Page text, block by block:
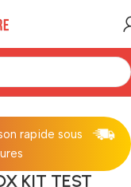
rapide sous
KIT TEST